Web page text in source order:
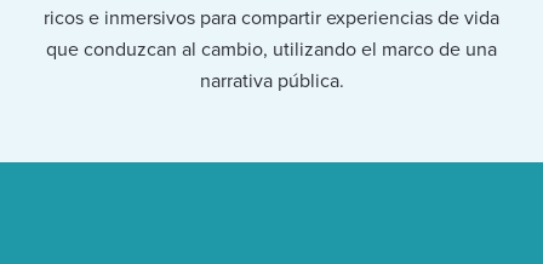
ricos e inmersivos para compartir experiencias de vida
que conduzcan al cambio, utilizando el marco de una
narrativa pública.